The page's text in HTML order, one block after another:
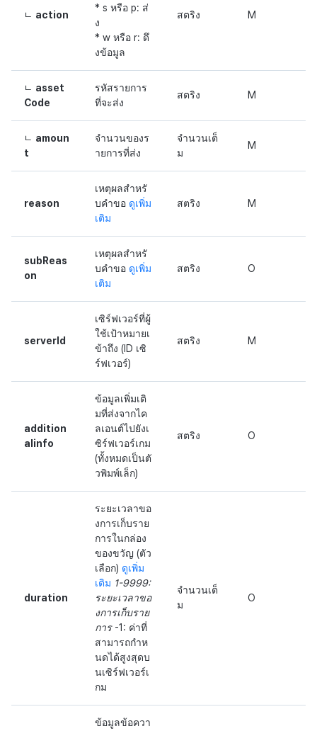
ㄴ action
* s หรือ p: ส่
ง
* w หรือ r: ดึ
งข้อมูล
สตริง M
ㄴ asset
Code
รหัสรายการ
ที่จะส่ง
สตริง M
ㄴ amoun
t
จำนวนของร
ายการที่ส่ง
จำนวนเต็
ม
M
reason
เหตุผลสำหรั
บคำขอ ดูเพิ่ม
เติม
สตริง M
subReas
on
เหตุผลสำหรั
บคำขอ ดูเพิ่ม
เติม
สตริง O
serverId
เซิร์ฟเวอร์ที่ผู้
ใช้เป้าหมายเ
ข้าถึง (ID เซิ
ร์ฟเวอร์)
สตริง M
addition
alinfo
ข้อมูลเพิ่มเติ
มที่ส่งจากไค
ลเอนต์ไปยังเ
ซิร์ฟเวอร์เกม
(ทั้งหมดเป็นตั
วพิมพ์เล็ก)
สตริง O
duration
ระยะเวลาขอ
งการเก็บราย
การในกล่อง
ของขวัญ (ตัว
เลือก) ดูเพิ่ม
เติม 1-9999:
ระยะเวลาขอ
งการเก็บราย
การ -1: ค่าที่
สามารถกำห
นดได้สูงสุดบ
นเซิร์ฟเวอร์เ
กม
จำนวนเต็
ม
O
ข้อมูลข้อควา